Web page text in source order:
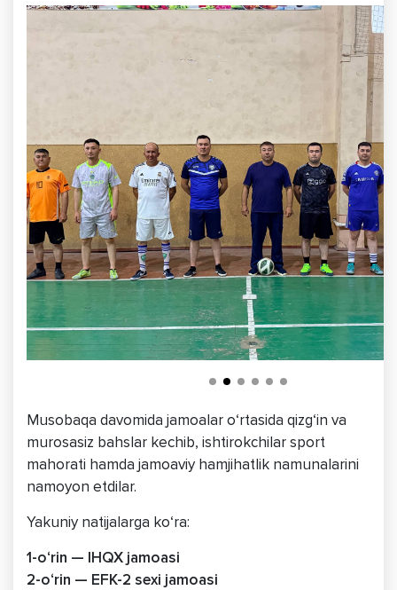
Musobaqa davomida jamoalar o‘rtasida qizg‘in va
murosasiz bahslar kechib, ishtirokchilar sport
mahorati hamda jamoaviy hamjihatlik namunalarini
namoyon etdilar.
Yakuniy natijalarga ko‘ra:
1-o‘rin — IHQX jamoasi
2-o‘rin — EFK-2 sexi jamoasi